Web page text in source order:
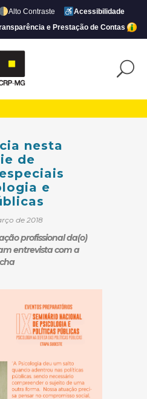
Alto Contraste
Acessibilidade
e Prestação de Contas
nesta
de
e
de 2018
profissional da(o)
entrevista com a